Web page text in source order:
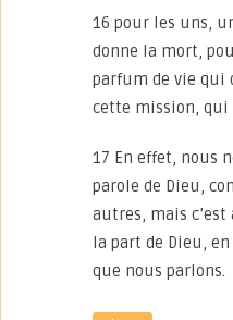
16 pour les uns,
donne la mort,
parfum de vie qui
cette mission, qui
17 En effet, nous
parole de Dieu,
autres, mais c’est
la part de Dieu,
que nous parlons.